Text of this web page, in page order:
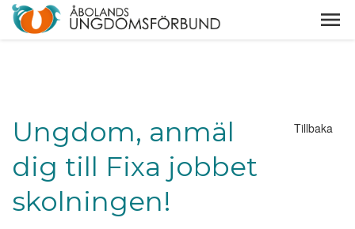
Tillbaka
Ungdom, anmäl
dig till Fixa jobbet
skolningen!